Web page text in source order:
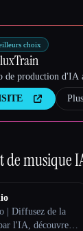
choix
de production d'IA
de musique
| Diffusez de la
l'IA, découvrez